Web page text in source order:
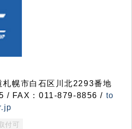
幌市白石区川北2293番地
/ FAX：011-879-8856 / to
付可